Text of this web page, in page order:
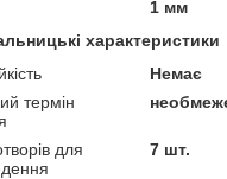
1 мм
характеристики
Немає
термін
для
7 шт.